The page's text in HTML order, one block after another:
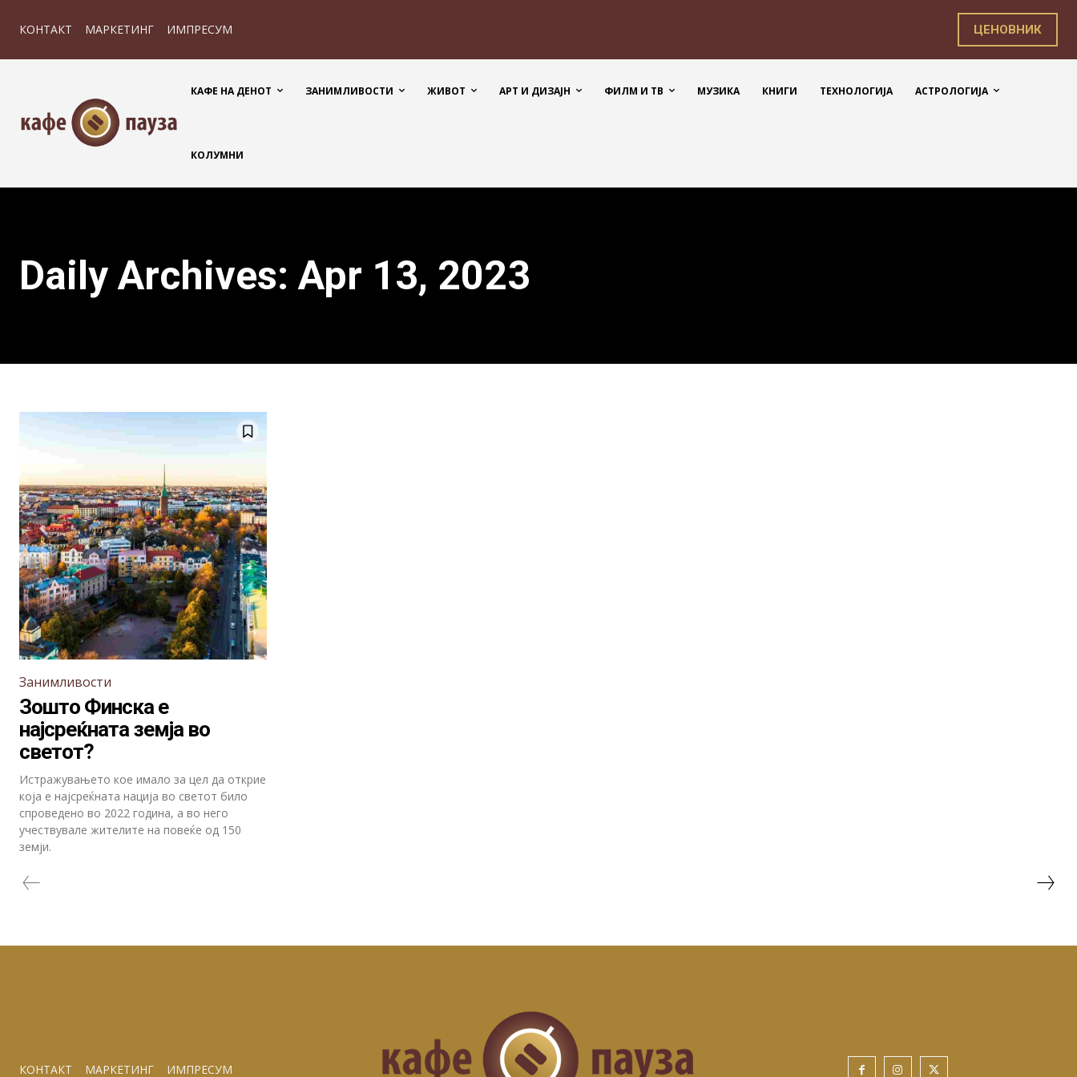
КОНТАКТ МАРКЕТИНГ ИМПРЕСУМ ЦЕНОВНИК
КАФЕ НА ДЕНОТ ЗАНИМЛИВОСТИ ЖИВОТ АРТ И ДИЗАЈН ФИЛМ И ТВ МУЗИКА КНИГИ ТЕХНОЛОГИЈА АСТРОЛОГИЈА
КОЛУМНИ
Daily Archives: Apr 13, 2023
Занимливости
Зошто Финска е
најсреќната земја во
светот?
Истражувањето кое имало за цел да открие
која е најсреќната нација во светот било
спроведено во 2022 година, а во него
учествувале жителите на повеќе од 150
земји.
КОНТАКТ МАРКЕТИНГ ИМПРЕСУМ